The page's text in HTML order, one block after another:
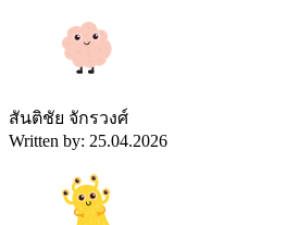
สันติชัย จักรวงศ์
Written by: 25.04.2026